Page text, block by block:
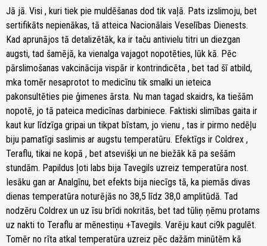
Jā jā. Visi , kuri tiek pie muldēšanas dod tik vaļā. Pats izslimoju, bet
sertifikāts nepienākas, tā atteica Nacionālais Veselības Dienests.
Kad aprunājos tā detalizētāk, ka ir taču antivielu titri un diezgan
augsti, tad šamējā, ka vienalga vajagot nopotēties, lūk kā. Pēc
pārslimošanas vakcinācija vispār ir kontrindicēta , bet tad šī atbild,
mka tomēr nesaprotot to medicīnu tik smalki un ieteica
pakonsultēties pie ģimenes ārsta. Nu man tagad skaidrs, ka tiešām
nopotē, jo tā pateica medicīnas darbiniece. Faktiski slimības gaita ir
kaut kur līdzīga gripai un tikpat bīstam, jo vienu , tas ir pirmo nedēļu
biju pamatīgi saslimis ar augstu temperatūru. Efektīgs ir Coldrex ,
Teraflu, tikai ne kopā , bet atsevišķi un ne biežāk kā pa sešām
stundām. Papildus ļoti labs bija Tavegils uzreiz temperatūra nost.
Iesāku gan ar Analgīnu, bet efekts bija niecīgs tā, ka piemās divas
dienas temperatūra noturējās no 38,5 līdz 38,0 amplitūdā. Tad
nodzēru Coldrex un uz īsu brīdi nokritās, bet tad tūliņ ņēmu protams
uz nakti to Teraflu ar mēnestiņu +Tavegils. Varēju kaut ci9k pagulēt.
Tomēr no rīta atkal temperatūra uzreiz pēc dažām minūtēm kā